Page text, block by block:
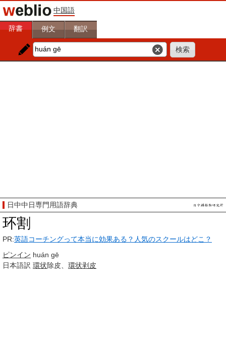
中国語
辞書 例文 翻訳
日中中日専門用語辞典
环割
PR:英語コーチングって本当に効果ある？人気のスクールはどこ？
ピンイン huán gē
日本語訳 環状除皮、 環状剥皮